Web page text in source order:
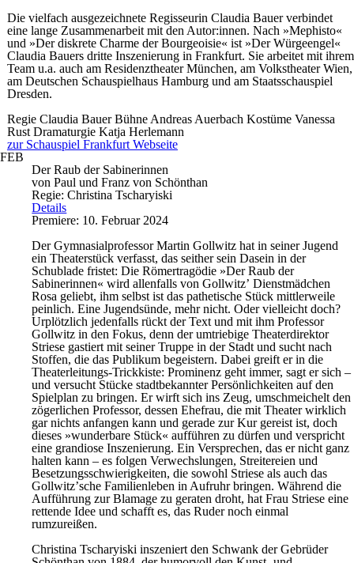
Die vielfach ausgezeichnete Regisseurin Claudia Bauer verbindet
eine lange Zusammenarbeit mit den Autor:innen. Nach »Mephisto«
und »Der diskrete Charme der Bourgeoisie« ist »Der Würgeengel«
Claudia Bauers dritte Inszenierung in Frankfurt. Sie arbeitet mit ihrem
Team u.a. auch am Residenztheater München, am Volkstheater Wien,
am Deutschen Schauspielhaus Hamburg und am Staatsschauspiel
Dresden.
RegieClaudia BauerBühneAndreas Auerbach KostümeVanessa
Rust Dramaturgie Katja Herlemann
zur Schauspiel Frankfurt Webseite
FEB
Der Raub der Sabinerinnen
von Paul und Franz von Schönthan
Regie: Christina Tscharyiski
Details
Premiere: 10. Februar 2024
Der Gymnasialprofessor Martin Gollwitz hat in seiner Jugend
ein Theaterstück verfasst, das seither sein Dasein in der
Schublade fristet: Die Römertragödie »Der Raub der
Sabinerinnen« wird allenfalls von Gollwitzʼ Dienstmädchen
Rosa geliebt, ihm selbst ist das pathetische Stück mittlerweile
peinlich. Eine Jugendsünde, mehr nicht. Oder vielleicht doch?
Urplötzlich jedenfalls rückt der Text und mit ihm Professor
Gollwitz in den Fokus, denn der umtriebige Theaterdirektor
Striese gastiert mit seiner Truppe in der Stadt und sucht nach
Stoffen, die das Publikum begeistern. Dabei greift er in die
Theaterleitungs-Trickkiste: Prominenz geht immer, sagt er sich –
und versucht Stücke stadtbekannter Persönlichkeiten auf den
Spielplan zu bringen. Er wirft sich ins Zeug, umschmeichelt den
zögerlichen Professor, dessen Ehefrau, die mit Theater wirklich
gar nichts anfangen kann und gerade zur Kur gereist ist, doch
dieses »wunderbare Stück« aufführen zu dürfen und verspricht
eine grandiose Inszenierung. Ein Versprechen, das er nicht ganz
halten kann – es folgen Verwechslungen, Streitereien und
Besetzungsschwierigkeiten, die sowohl Striese als auch das
Gollwitzʼsche Familienleben in Aufruhr bringen. Während die
Aufführung zur Blamage zu geraten droht, hat Frau Striese eine
rettende Idee und schafft es, das Ruder noch einmal
rumzureißen.
Christina Tscharyiski inszeniert den Schwank der Gebrüder